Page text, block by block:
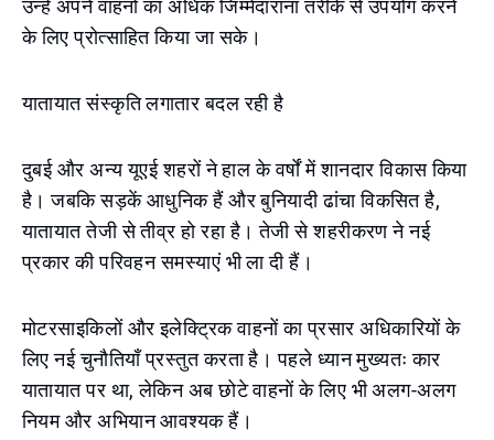
उन्हें अपने वाहनों का अधिक जिम्मेदाराना तरीके से उपयोग करने
के लिए प्रोत्साहित किया जा सके।
यातायात संस्कृति लगातार बदल रही है
दुबई और अन्य यूएई शहरों ने हाल के वर्षों में शानदार विकास किया
है। जबकि सड़कें आधुनिक हैं और बुनियादी ढांचा विकसित है,
यातायात तेजी से तीव्र हो रहा है। तेजी से शहरीकरण ने नई
प्रकार की परिवहन समस्याएं भी ला दी हैं।
मोटरसाइकिलों और इलेक्ट्रिक वाहनों का प्रसार अधिकारियों के
लिए नई चुनौतियाँ प्रस्तुत करता है। पहले ध्यान मुख्यतः कार
यातायात पर था, लेकिन अब छोटे वाहनों के लिए भी अलग-अलग
नियम और अभियान आवश्यक हैं।